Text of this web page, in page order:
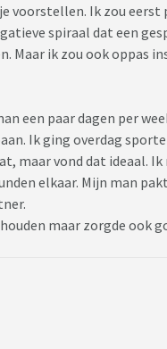
voorstellen. Ik zou eerst
spiraal dat een
Maar ik zou ook oppas
een paar dagen per
Ik ging overdag
maar vond dat ideaal. Ik
elkaar. Mijn man
maar zorgde ook